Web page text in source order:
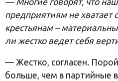
предприятиям не хватает
крестьянам –
ли жестко ведет себя
— Жестко, согласен.
больше, чем в партийные